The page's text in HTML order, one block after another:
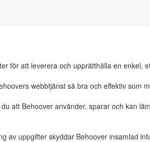
för att leverera och upprätthålla en enkel,
webbtjänst så bra och effektiv som
att Behoover använder, sparar och kan
av uppgifter skyddar Behoover insamlad